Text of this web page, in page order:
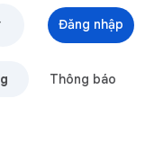
Đăng nhập
Thông báo